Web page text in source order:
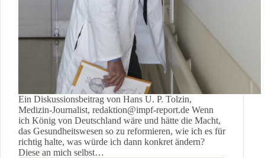
Ein Diskussionsbeitrag von Hans U. P. Tolzin,
Medizin-Journalist, redaktion@impf-report.de Wenn
ich König von Deutschland wäre und hätte die Macht,
das Gesundheitswesen so zu reformieren, wie ich es für
richtig halte, was würde ich dann konkret ändern?
Diese an mich selbst…